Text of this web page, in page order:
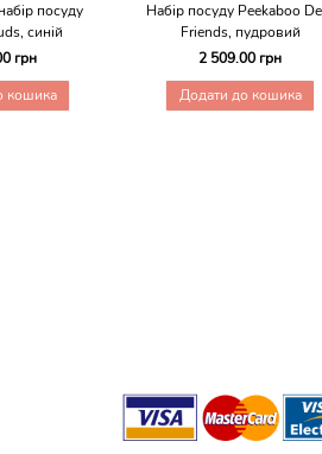
посуду
синій
грн
кошика
Набір посуду Peekaboo
Friends, пудровий
2 509.00 грн
Додати до кошика